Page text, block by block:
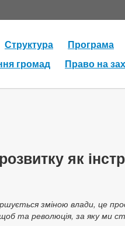
Структура
Програма
громад
Право на
як
зміною влади, це
та революція, за яку ми